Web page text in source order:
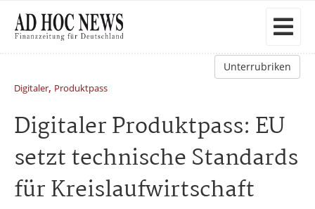
Unterrubriken
Digitaler, Produktpass
Digitaler Produktpass: EU
setzt technische Standards
für Kreislaufwirtschaft